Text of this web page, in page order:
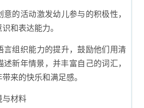
意的活动激发幼儿参与的积极性，
和表达能力。
言组织能力的提升，鼓励他们用清
述新年情景，并丰富自己的词汇，
来的快乐和满足感。
与材料